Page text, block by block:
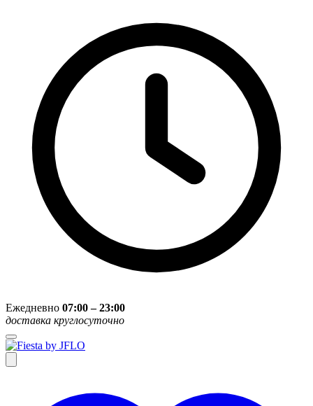
Ежедневно 07:00 – 23:00
доставка круглосуточно